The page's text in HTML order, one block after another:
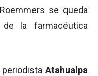
se queda
la farmacéutica
Atahualpa